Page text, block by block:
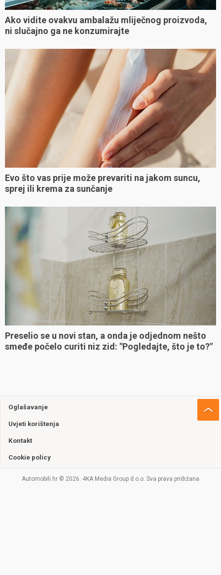
Ako vidite ovakvu ambalažu mliječnog proizvoda,
ni slučajno ga ne konzumirajte
Evo što vas prije može prevariti na jakom suncu,
sprej ili krema za sunčanje
Preselio se u novi stan, a onda je odjednom nešto
smeđe počelo curiti niz zid: "Pogledajte, što je to?"
Oglašavanje
Uvjeti korištenja
Kontakt
Cookie policy
Automobili.hr © 2026. 4KA Media Group d.o.o. Sva prava pridržana